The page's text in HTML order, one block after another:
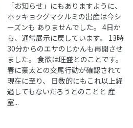
「お知らせ」にもありますように、
ホッキョクグマクルミの出産は今シ
ーズンも ありませんでした。 4日か
ら、通常展示に戻しています。 13時
30分からのエサのじかんも再開させ
ました。 食欲は旺盛とのことです。
春に豪太との交尾行動が確認されて
現在に至り、 日数的にもこれ以上経
過してもないだろうとのことと 産
室...